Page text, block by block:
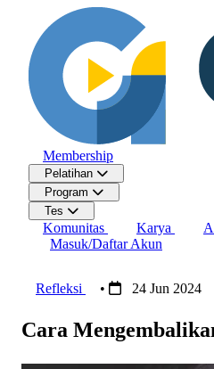
Membership
Pelatihan
Program
Tes
Komunitas Karya
Masuk/Daftar Akun
Refleksi • 24 Jun 2024
Cara